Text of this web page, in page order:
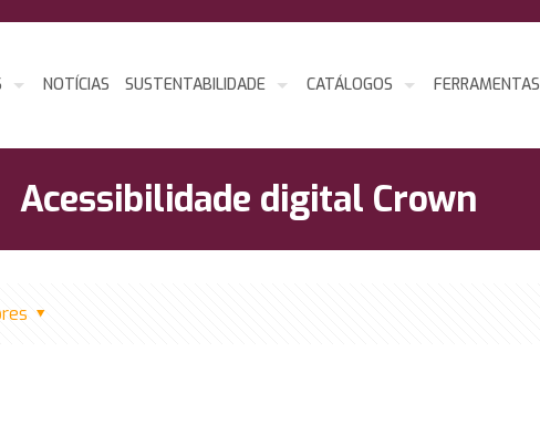
NOTÍCIAS SUSTENTABILIDADE CATÁLOGOS FERRAMENTAS
Acessibilidade digital Crown